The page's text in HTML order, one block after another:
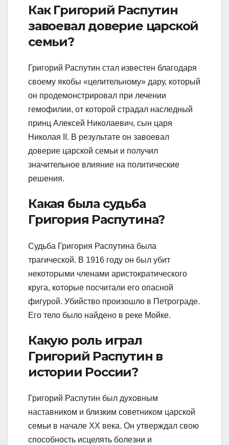
Как Григорий Распутин
завоевал доверие царской
семьи?
Григорий Распутин стал известен благодаря
своему якобы «целительному» дару, который
он продемонстрировал при лечении
гемофилии, от которой страдал наследный
принц Алексей Николаевич, сын царя
Николая II. В результате он завоевал
доверие царской семьи и получил
значительное влияние на политические
решения.
Какая была судьба
Григория Распутина?
Судьба Григория Распутина была
трагической. В 1916 году он был убит
некоторыми членами аристократического
круга, которые посчитали его опасной
фигурой. Убийство произошло в Петрограде.
Его тело было найдено в реке Мойке.
Какую роль играл
Григорий Распутин в
истории России?
Григорий Распутин был духовным
наставником и близким советником царской
семьи в начале XX века. Он утверждал свою
способность исцелять болезни и